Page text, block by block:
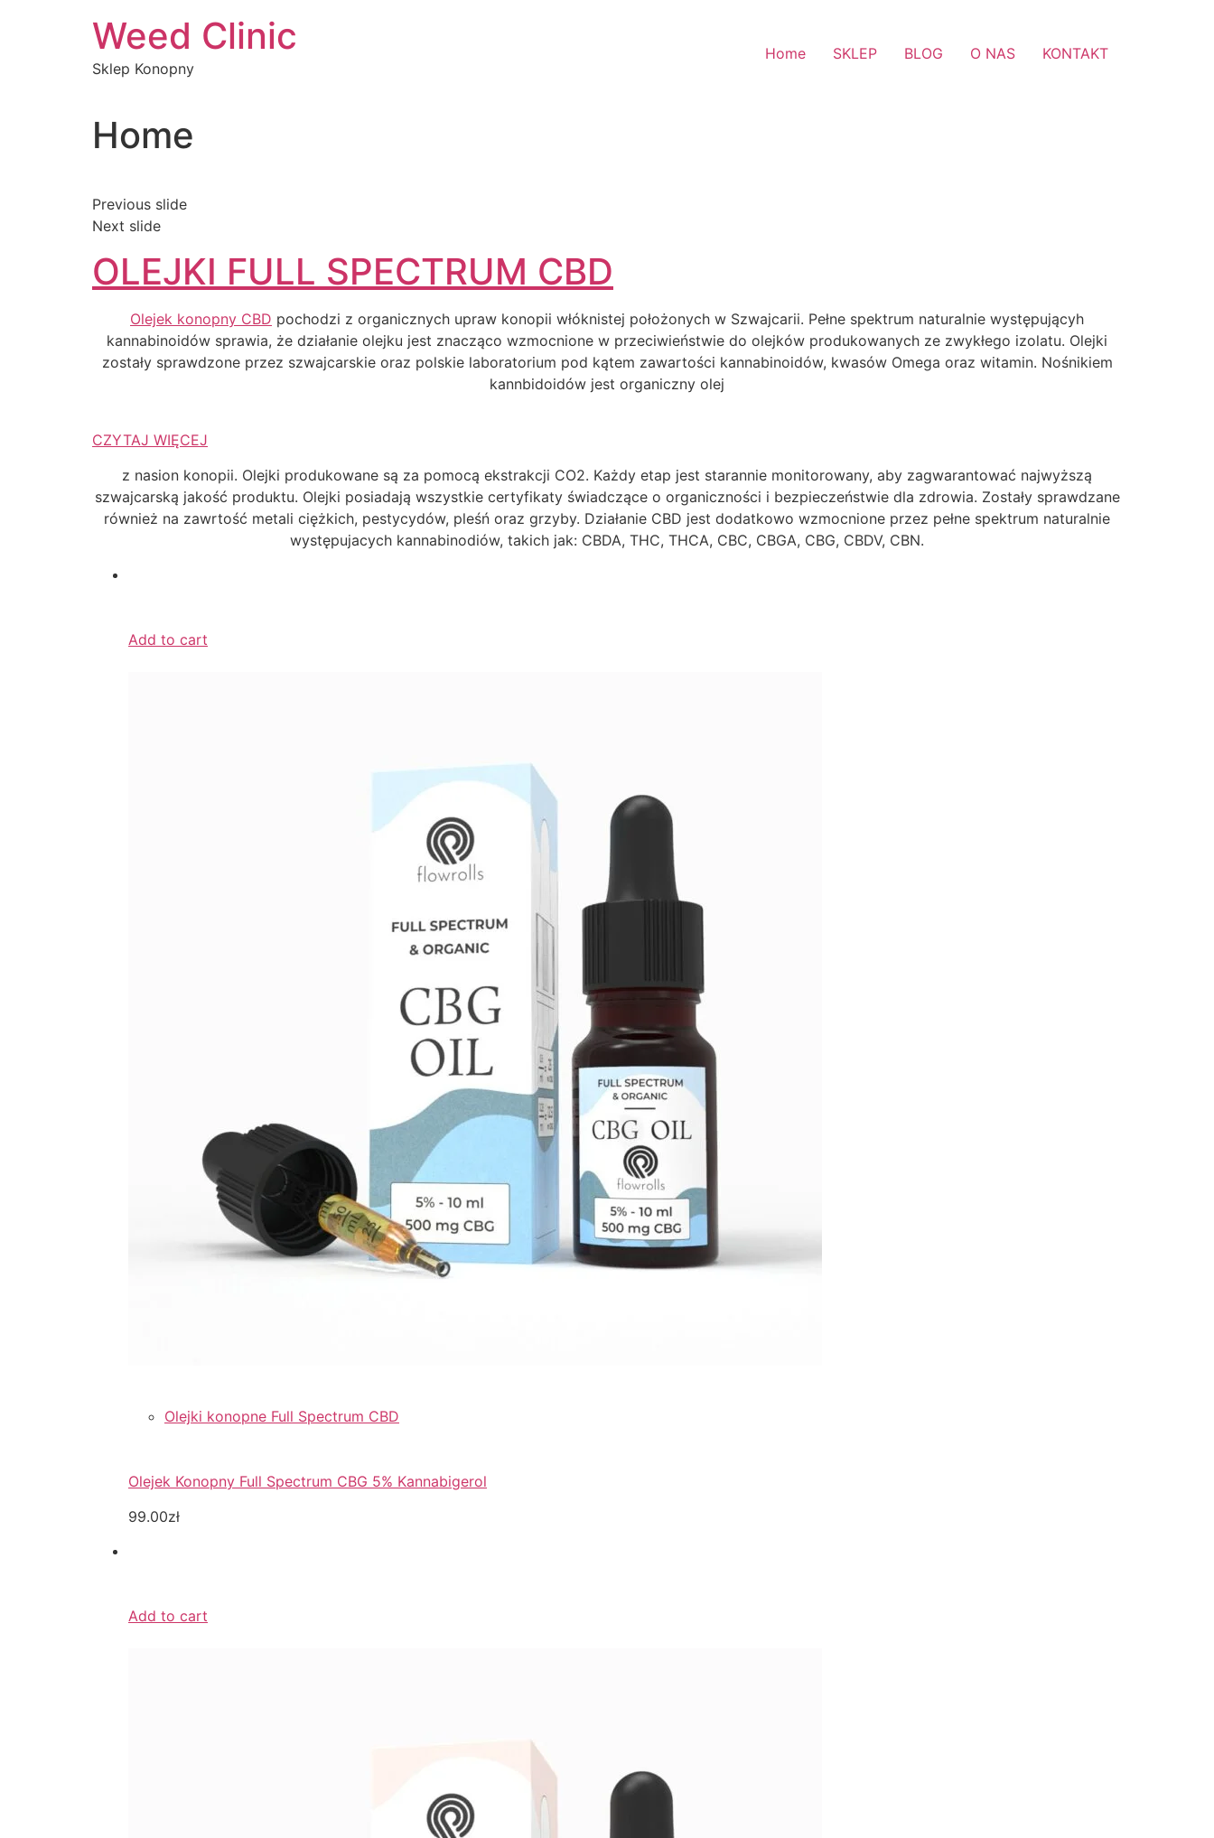
Weed Clinic
Sklep Konopny
Home SKLEP BLOG O NAS KONTAKT
Home
Previous slide
Next slide
OLEJKI FULL SPECTRUM CBD
Olejek konopny CBD pochodzi z organicznych upraw konopii włóknistej położonych w Szwajcarii. Pełne spektrum naturalnie występującyh
kannabinoidów sprawia, że działanie olejku jest znacząco wzmocnione w przeciwieństwie do olejków produkowanych ze zwykłego izolatu. Olejki
zostały sprawdzone przez szwajcarskie oraz polskie laboratorium pod kątem zawartości kannabinoidów, kwasów Omega oraz witamin. Nośnikiem
kannbidoidów jest organiczny olej
CZYTAJ WIĘCEJ
z nasion konopii. Olejki produkowane są za pomocą ekstrakcji CO2. Każdy etap jest starannie monitorowany, aby zagwarantować najwyższą
szwajcarską jakość produktu. Olejki posiadają wszystkie certyfikaty świadczące o organiczności i bezpieczeństwie dla zdrowia. Zostały sprawdzane
również na zawrtość metali ciężkich, pestycydów, pleśń oraz grzyby. Działanie CBD jest dodatkowo wzmocnione przez pełne spektrum naturalnie
występujacych kannabinodiów, takich jak: CBDA, THC, THCA, CBC, CBGA, CBG, CBDV, CBN.
Add to cart
Olejki konopne Full Spectrum CBD
Olejek Konopny Full Spectrum CBG 5% Kannabigerol
99.00zł
Add to cart